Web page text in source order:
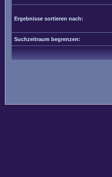
Ergebnisse sortieren nach:
Suchzeitraum begrenzen: